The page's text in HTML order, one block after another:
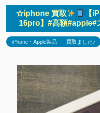
☆iphone 買取
【
16pro】#高額#apple#
iPhone・Apple製品 買取ました♪